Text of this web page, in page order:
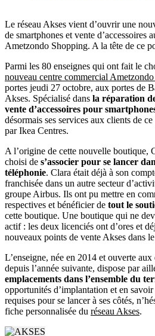
Le réseau Akses vient d’ouvrir une
de smartphones et vente d’accessoires
Ametzondo Shopping. A la tête de ce
Parmi les 80 enseignes qui ont fait le
nouveau centre commercial
portes jeudi 27 octobre, aux portes de
Akses. Spécialisé dans la réparation
vente d’accessoires pour
désormais ses services aux clients de
par Ikea Centres.
A l’origine de cette nouvelle boutique,
choisi de s’associer pour se lancer
téléphonie. Clara était déjà à son
franchisée dans un autre secteur
groupe Airbus. Ils ont pu mettre en
respectives et bénéficier de tout le
cette boutique. Une boutique qui ne
actif : les deux licenciés ont d’ores et
nouveaux points de vente Akses dans
L’enseigne, née en 2014 et ouverte
depuis l’année suivante, dispose par
emplacements dans l’ensemble du
opportunités d’implantation et en
requises pour se lancer à ses côtés,
fiche personnalisée du réseau Akses.